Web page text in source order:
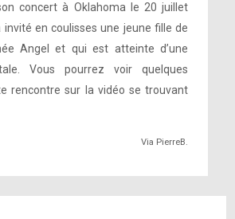
concert à Oklahoma le 20 juillet
invité en coulisses une jeune fille de
Angel et qui est atteinte d’une
Vous pourrez voir quelques
rencontre sur la vidéo se trouvant
Via PierreB.